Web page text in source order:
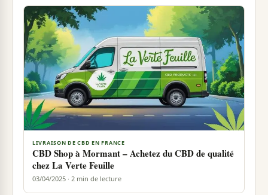
LIVRAISON DE CBD EN FRANCE
CBD Shop à Mormant – Achetez du CBD de qualité
chez La Verte Feuille
03/04/2025 · 2 min de lecture